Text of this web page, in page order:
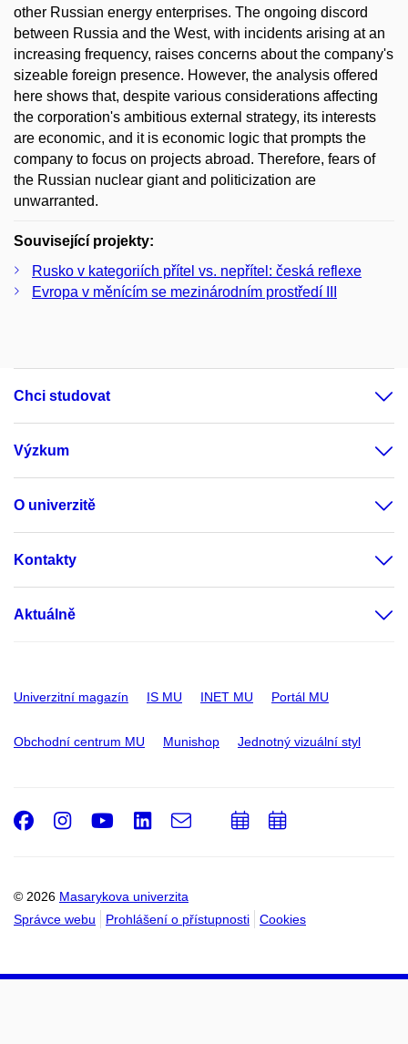
other Russian energy enterprises. The ongoing discord
between Russia and the West, with incidents arising at an
increasing frequency, raises concerns about the company's
sizeable foreign presence. However, the analysis offered
here shows that, despite various considerations affecting
the corporation's ambitious external strategy, its interests
are economic, and it is economic logic that prompts the
company to focus on projects abroad. Therefore, fears of
the Russian nuclear giant and politicization are
unwarranted.
Související projekty:
Rusko v kategoriích přítel vs. nepřítel: česká reflexe
Evropa v měnícím se mezinárodním prostředí III
Chci studovat
Výzkum
O univerzitě
Kontakty
Aktuálně
Univerzitní magazín IS MU INET MU Portál MU
Obchodní centrum MU Munishop Jednotný vizuální styl
© 2026 Masarykova univerzita
Správce webu
Prohlášení o přístupnosti Cookies
Facebook
Instagram
Youtube
LinkedIn
e-
PřidatPřidat